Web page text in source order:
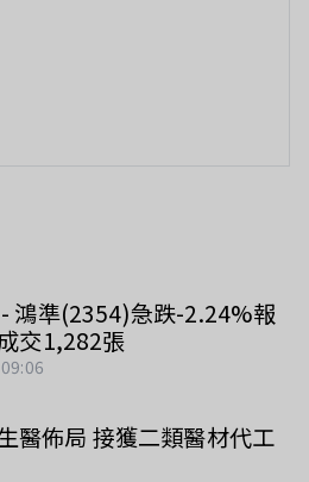
鴻準(2354)急跌-2.24%報
交1,282張
醫佈局 接獲二類醫材代工